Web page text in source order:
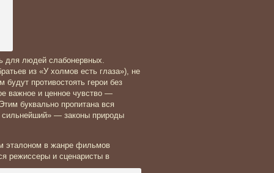
для людей слабонервных.
из «У холмов есть глаза»), не
противостоять герои без
важное и ценное чувство —
буквально пропитана вся
сильнейший» — законы природы
эталоном в жанре фильмов
режиссеры и сценаристы в